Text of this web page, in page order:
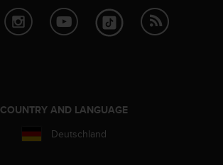
COUNTRY AND LANGUAGE
Deutschland